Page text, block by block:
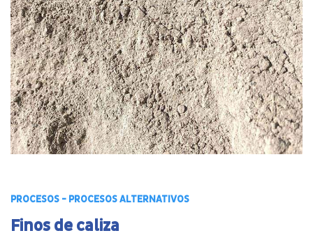
PROCESOS - PROCESOS ALTERNATIVOS
Finos de caliza